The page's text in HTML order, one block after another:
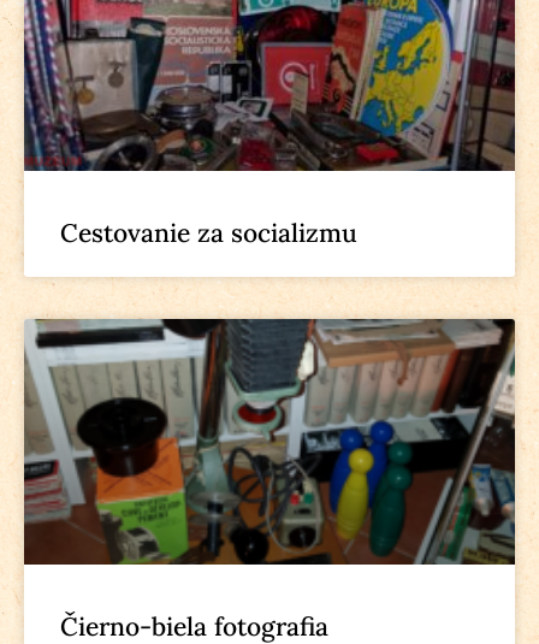
Cestovanie za socializmu
Čierno-biela fotografia